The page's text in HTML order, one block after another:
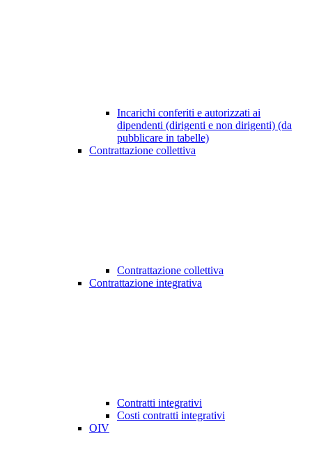
Incarichi conferiti e autorizzati ai
dipendenti (dirigenti e non dirigenti) (da
pubblicare in tabelle)
Contrattazione collettiva
Contrattazione collettiva
Contrattazione integrativa
Contratti integrativi
Costi contratti integrativi
OIV